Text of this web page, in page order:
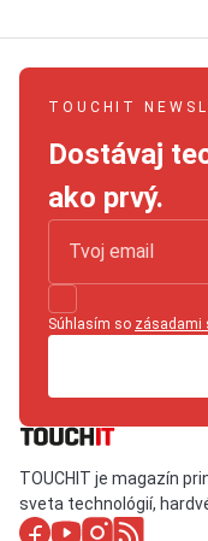
TOUCHIT
Dostávaj
ako prvý.
Súhlasím so zásadami
TOUCHIT je magazín
sveta technológií,